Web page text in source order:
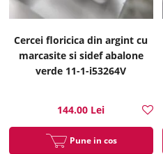
Cercei floricica din argint cu
marcasite si sidef abalone
verde 11-1-i53264V
144.00 Lei
Pune in cos